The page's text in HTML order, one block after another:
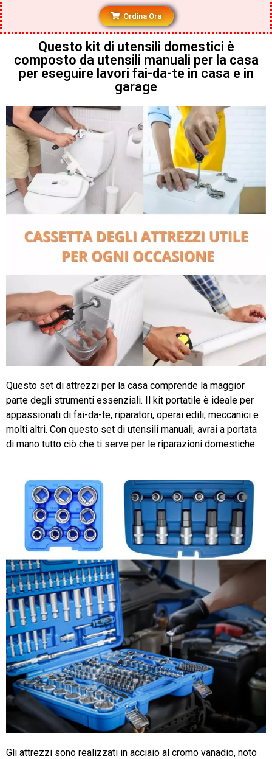
Ordina Ora
Questo kit di utensili domestici è
composto da utensili manuali per la casa
per eseguire lavori fai-da-te in casa e in
garage
Questo set di attrezzi per la casa comprende la maggior
parte degli strumenti essenziali. Il kit portatile è ideale per
appassionati di fai-da-te, riparatori, operai edili, meccanici e
molti altri. Con questo set di utensili manuali, avrai a portata
di mano tutto ciò che ti serve per le riparazioni domestiche.
Gli attrezzi sono realizzati in acciaio al cromo vanadio, noto